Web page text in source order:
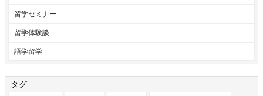
留学セミナー
留学体験談
語学留学
タグ